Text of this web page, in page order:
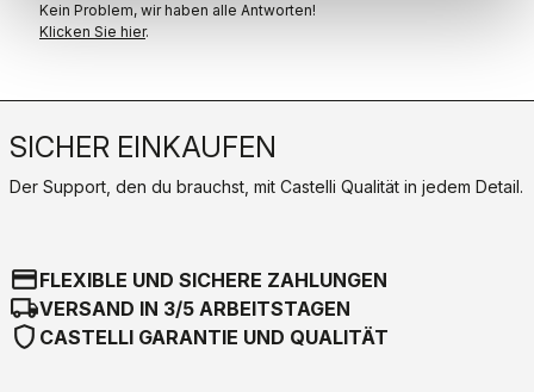
Kein Problem, wir haben alle Antworten!
Klicken Sie hier.
SICHER EINKAUFEN
Der Support, den du brauchst, mit Castelli Qualität in jedem Detail.
credit_cardFLEXIBLE UND SICHERE ZAHLUNGEN
local_shippingVERSAND IN 3/5 ARBEITSTAGEN
shield CASTELLI GARANTIE UND QUALITÄT